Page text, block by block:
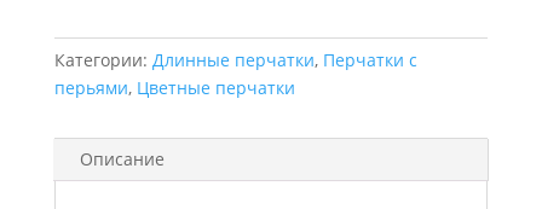
перьями
«Léa»
малиновые
Категории: Длинные перчатки, Перчатки с
перьями, Цветные перчатки
Описание